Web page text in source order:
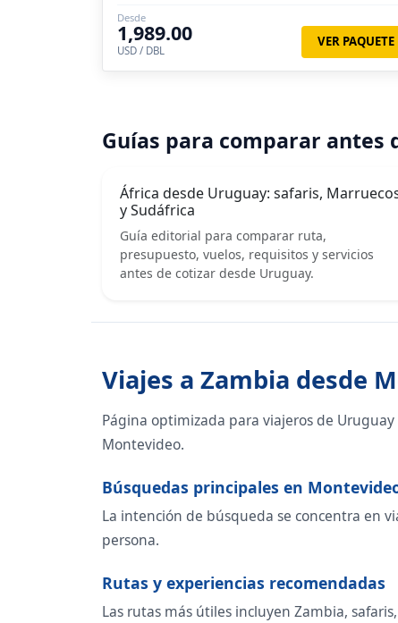
Desde
1,989.00
USD / DBL
VER PAQUETE
Guías para comparar antes
África desde Uruguay: safaris,
y Sudáfrica
Guía editorial para comparar ruta,
presupuesto, vuelos, requisitos y servicios
antes de cotizar desde Uruguay.
Viajes a Zambia desde
Página optimizada para viajeros de
Montevideo.
Búsquedas principales en
La intención de búsqueda se concentra en
persona.
Rutas y experiencias recomendadas
Las rutas más útiles incluyen Zambia,